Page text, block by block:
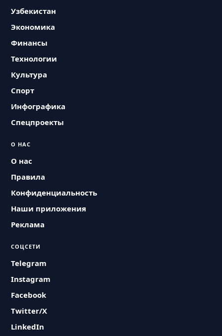
Узбекистан
Экономика
Финансы
Технологии
Культура
Спорт
Инфографика
Спецпроекты
О НАС
О нас
Правила
Конфиденциальность
Наши приложения
Реклама
СОЦСЕТИ
Telegram
Instagram
Facebook
Twitter/X
LinkedIn